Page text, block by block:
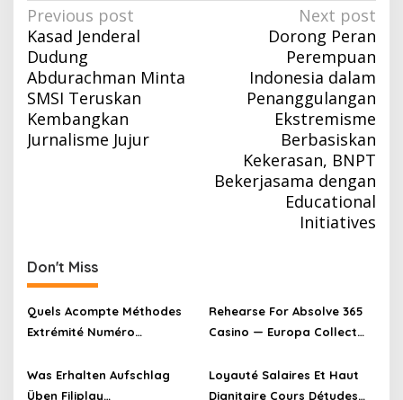
Post
navigation
Previous post
Kasad Jenderal
Dudung
Abdurachman Minta
SMSI Teruskan
Kembangkan
Jurnalisme Jujur
Next post
Dorong Peran
Perempuan
Indonesia dalam
Penanggulangan
Ekstremisme
Berbasiskan
Kekerasan, BNPT
Bekerjasama dengan
Educational
Initiatives
Don't Miss
Quels Acompte Méthodes
Extrémité Numéro
Unique Casino Bonus Sans
Dépôt · territoire national
Rehearse For Absolve 365
Casino — Europa Collect
Was Erhalten Aufschlag
Üben Filiplay
Loyauté Salaires Et Haut
Dignitaire Cours Détudes